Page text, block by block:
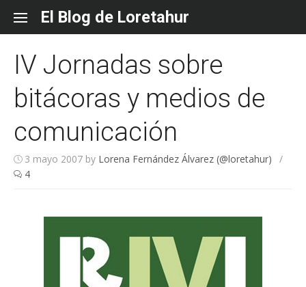
content
El Blog de Loretahur
IV Jornadas sobre
bitácoras y medios de
comunicación
3 mayo 2007 by Lorena Fernández Álvarez (@loretahur)
/
4